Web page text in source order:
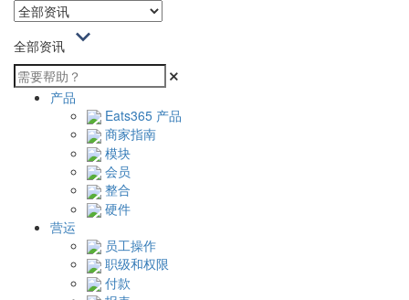
全部资讯
产品
Eats365 产品
商家指南
模块
会员
整合
硬件
营运
员工操作
职级和权限
付款